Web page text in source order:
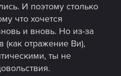
И поэтому столько
что хочется
и вновь. Но из-за
(как отражение Ви),
ты не